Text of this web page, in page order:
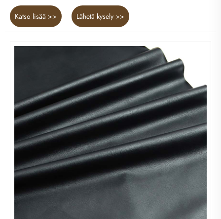
Katso lisää >> Lähetä kysely >>